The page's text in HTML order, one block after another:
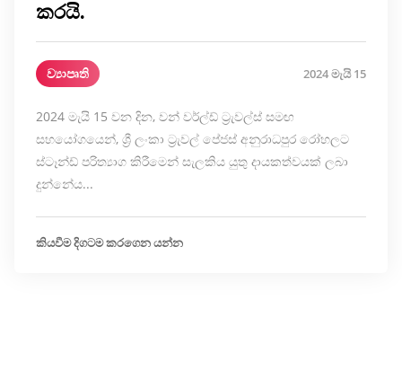
කරයි.
ව්‍යාපෘති 2024 මැයි 15
2024 මැයි 15 වන දින, වන් වර්ල්ඩ් ට්‍රැවල්ස් සමඟ
සහයෝගයෙන්, ශ්‍රී ලංකා ට්‍රැවල් පේජස් අනුරාධපුර රෝහලට
ස්ටෑන්ඩ් පරිත්‍යාග කිරීමෙන් සැලකිය යුතු දායකත්වයක් ලබා
දුන්නේය...
කියවීම දිගටම කරගෙන යන්න